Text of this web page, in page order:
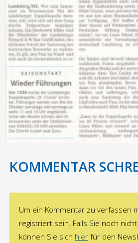
Referenzen Putzarbeiten
Referenzen WDVS
Referenzen Maurerarbeiten/
Referenzen Einfamilienhäuser/
Kontakt
Datenschutzerklärung
KOMMENTAR
Um ein Kommentar zu verfassen
registriert sein. Falls Sie noch
können Sie sich hierfür den